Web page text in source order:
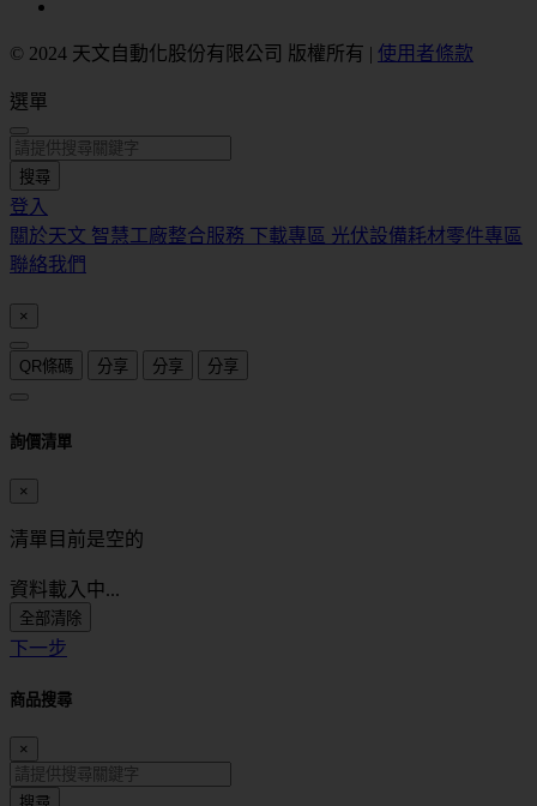
© 2024 天文自動化股份有限公司 版權所有 | 使用者條款
選單
搜尋
登入
關於天文 智慧工廠整合服務 下載專區 光伏設備耗材零件專區
聯絡我們
×
QR條碼 分享 分享 分享
詢價清單
×
清單目前是空的
資料載入中...
全部清除
下一步
商品搜尋
×